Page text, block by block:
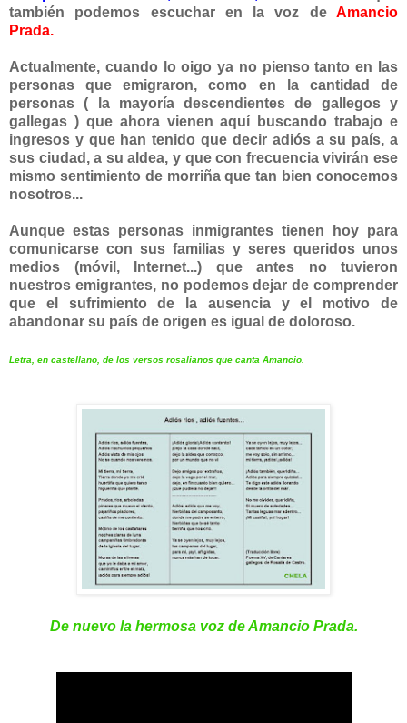
también podemos escuchar en la voz de Amancio
Prada.
Actualmente, cuando lo oigo ya no pienso tanto en las
personas que emigraron, como en la cantidad de
personas ( la mayoría descendientes de gallegos y
gallegas ) que ahora vienen aquí buscando trabajo e
ingresos y que han tenido que decir adiós a su país, a
sus ciudad, a su aldea, y que con frecuencia vivirán ese
mismo sentimiento de morriña que tan bien conocemos
nosotros...
Aunque estas personas inmigrantes tienen hoy para
comunicarse con sus familias y seres queridos unos
medios (móvil, Internet...) que antes no tuvieron
nuestros emigrantes, no podemos dejar de comprender
que el sufrimiento de la ausencia y el motivo de
abandonar su país de origen es igual de doloroso.
Letra, en castellano, de los versos rosalianos que canta Amancio.
De nuevo la hermosa voz de Amancio Prada.